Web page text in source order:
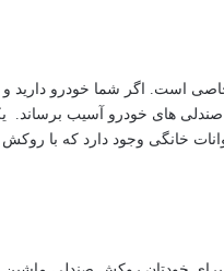
است. اگر شما خودرو دارید و
های خودرو آسیب برساند.
خانگی وجود دارد که با